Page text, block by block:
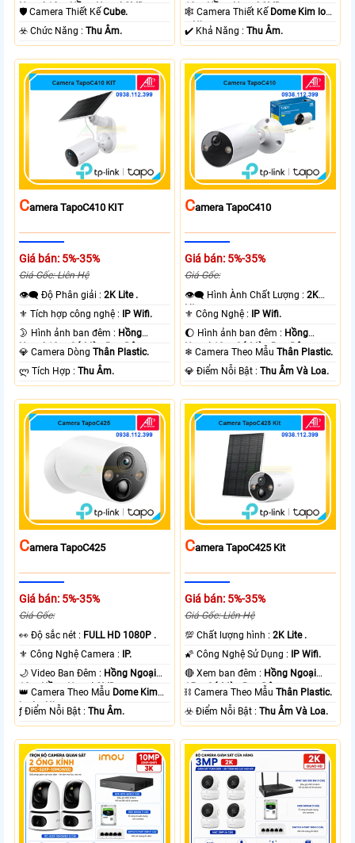
Ngoại 10m Hồng Ngoại SMD.
🛡 Camera Thiết KếCube.
️☣️ Chức Năng :Thu Âm.
10m Hồng Ngoại SMD.
🕸️ Camera Thiết Kế Dome Kim loại
+ Nhựa.
️✔️ Khả Năng :Thu Âm.
CAmera TapoC410 KIT
Giá bán: 5%-35%
Giá Gốc: Liên Hệ
👁️‍🗨 Độ Phân giải :2K Lite .
⚜️ Tích hợp công nghệ :
IP Wifi.
🌛 Hình ảnh ban đêm : Hồng
Ngoại 10m Có Màu Ban Ðêm.
💎 Camera DòngThân Plastic.
️ლ Tích Hợp :Thu Âm.
CAmera TapoC410
Giá bán: 5%-35%
Giá Gốc:
👁️‍🗨 Hình Ành Chất Lượng :2K
Lite .
⚜️ Công Nghệ :
IP Wifi.
🌔 Hình ảnh ban đêm : Hồng
Ngoại 10m Có Màu Ban Ðêm.
❄ Camera Theo MẫuThân Plastic.
️💎 Điểm Nỗi Bật :Thu Âm Và Loa.
CAmera TapoC425
Giá bán: 5%-35%
Giá Gốc:
️👀 Độ sắc nét : FULL HD 1080P .
⚜️ Công Nghệ Camera :
IP.
🌙 Video Ban Đêm : Hồng Ngoại
10m Hồng Ngoại SMD.
👑 Camera Theo Mẫu Dome Kim
loại + Nhựa.
️ƒ Điểm Nỗi Bật :Thu Âm.
CAmera TapoC425 Kit
Giá bán: 5%-35%
Giá Gốc: Liên Hệ
💯 Chất lượng hình :2K Lite .
🌠 Công Nghệ Sử Dụng :
IP Wifi.
🔴 Xem ban đêm : Hồng Ngoại
15m Có Màu Ban Ðêm.
⛓ Camera Theo MẫuThân Plastic.
️☣️ Điểm Nỗi Bật :Thu Âm Và Loa.